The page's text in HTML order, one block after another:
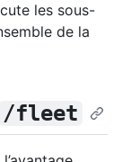
les sous-
de la
/fleet